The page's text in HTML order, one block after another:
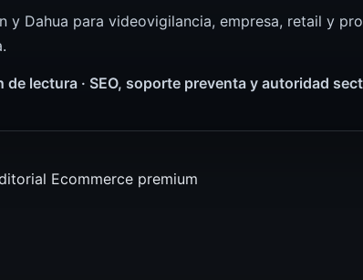
y Dahua para videovigilancia, empresa, retail y
de lectura · SEO, soporte preventa y autoridad
Ecommerce premium